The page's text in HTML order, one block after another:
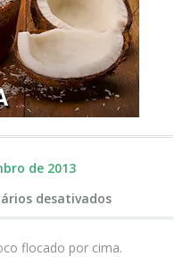
de 2013
desativadosem
flocado por cima.